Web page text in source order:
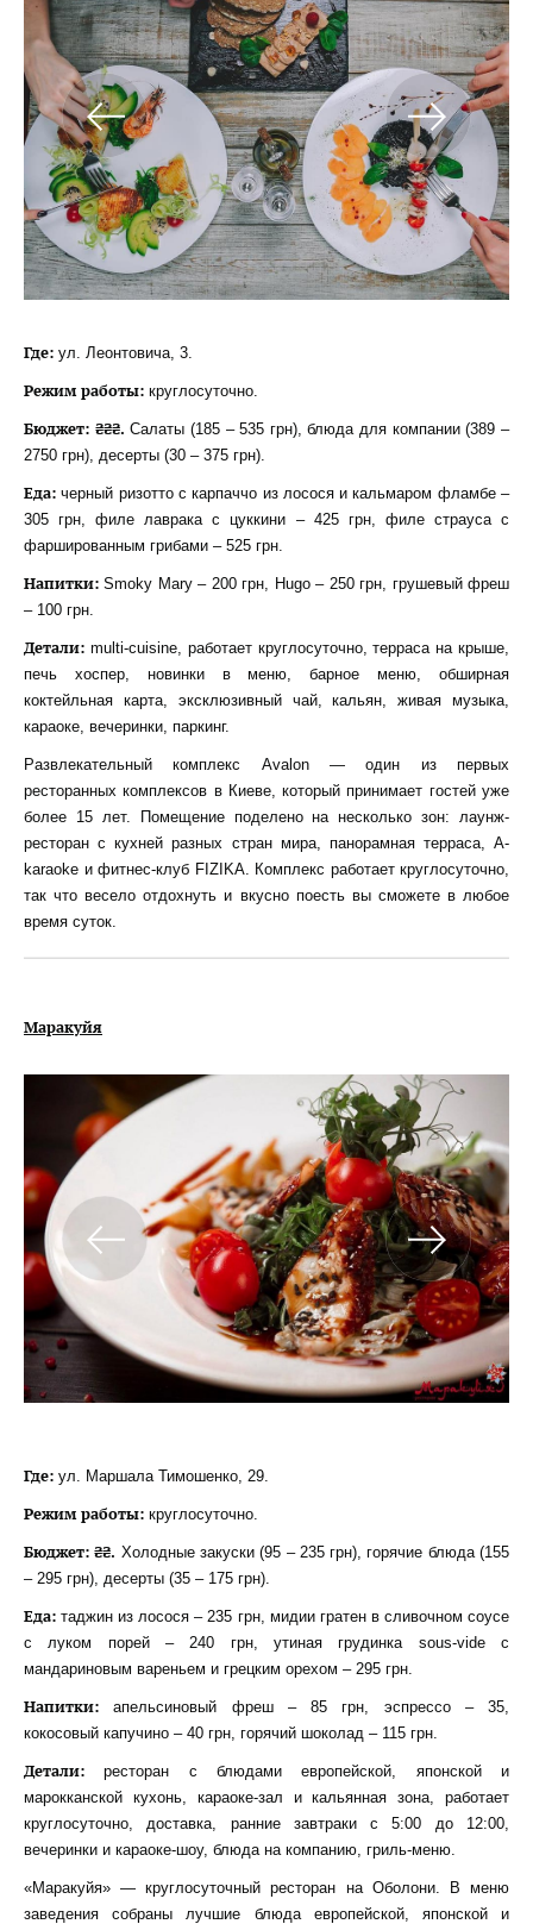
Где: ул. Леонтовича, 3.
Режим работы: круглосуточно.
Бюджет: ₴₴₴. Салаты (185 – 535 грн), блюда для компании (389 –
2750 грн), десерты (30 – 375 грн).
Еда: черный ризотто с карпаччо из лосося и кальмаром фламбе –
305 грн, филе лаврака с цуккини – 425 грн, филе страуса с
фаршированным грибами – 525 грн.
Напитки: Smoky Mary – 200 грн, Hugo – 250 грн, грушевый фреш
– 100 грн.
Детали: multi-cuisine, работает круглосуточно, терраса на крыше,
печь хоспер, новинки в меню, барное меню, обширная
коктейльная карта, эксклюзивный чай, кальян, живая музыка,
караоке, вечеринки, паркинг.
Развлекательный комплекс Avalon — один из первых
ресторанных комплексов в Киеве, который принимает гостей уже
более 15 лет. Помещение поделено на несколько зон: лаунж-
ресторан с кухней разных стран мира, панорамная терраса, A-
karaoke и фитнес-клуб FIZIKA. Комплекс работает круглосуточно,
так что весело отдохнуть и вкусно поесть вы сможете в любое
время суток.
Маракуйя
Где: ул. Маршала Тимошенко, 29.
Режим работы: круглосуточно.
Бюджет: ₴₴. Холодные закуски (95 – 235 грн), горячие блюда (155
– 295 грн), десерты (35 – 175 грн).
Еда: таджин из лосося – 235 грн, мидии гратен в сливочном соусе
с луком порей – 240 грн, утиная грудинка sous-vide с
мандариновым вареньем и грецким орехом – 295 грн.
Напитки: апельсиновый фреш – 85 грн, эспрессо – 35,
кокосовый капучино – 40 грн, горячий шоколад – 115 грн.
Детали: ресторан с блюдами европейской, японской и
марокканской кухонь, караоке-зал и кальянная зона, работает
круглосуточно, доставка, ранние завтраки с 5:00 до 12:00,
вечеринки и караоке-шоу, блюда на компанию, гриль-меню.
«Маракуйя» — круглосуточный ресторан на Оболони. В меню
заведения собраны лучшие блюда европейской, японской и